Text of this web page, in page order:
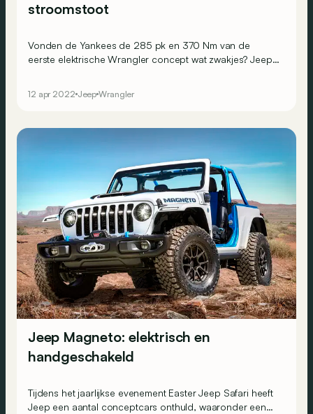
stroomstoot
Vonden de Yankees de 285 pk en 370 Nm van de
eerste elektrische Wrangler concept wat zwakjes? Jeep
12 apr 2022 Jeep Wrangler
Jeep Magneto: elektrisch en
handgeschakeld
Tijdens het jaarlijkse evenement Easter Jeep Safari heeft
Jeep een aantal conceptcars onthuld, waaronder een